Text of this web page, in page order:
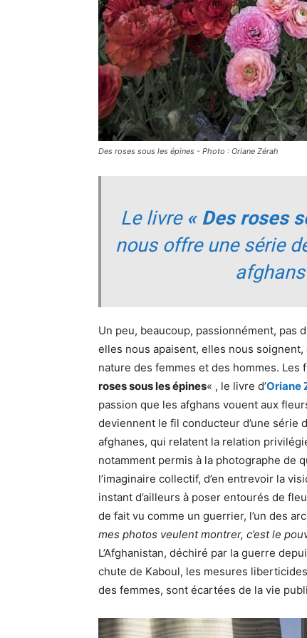
Des roses sous les épines - Photo : Oriane Zérah
Le livre« Des roses
nous offre une série
Un peu, beaucoup, passionnément, pas
elles nous apaisent, elles nous
nature des femmes et des hommes.
roses sous les épines« , le livre d’Oriane
passion que les afghans vouent aux
deviennent le fil conducteur d’une série
afghanes, qui relatent la relation
notamment permis à la photographe de
l’imaginaire collectif, d’en entrevoir la
instant d’ailleurs à poser entourés de
de fait vu comme un guerrier, l’un des
mes photos veulent montrer, c’est le
L’Afghanistan, déchiré par la guerre
chute de Kaboul, les mesures
des femmes, sont écartées de la vie